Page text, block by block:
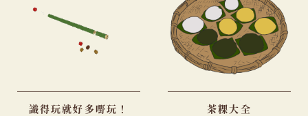
識得玩就好多嘢玩！ 茶粿大全